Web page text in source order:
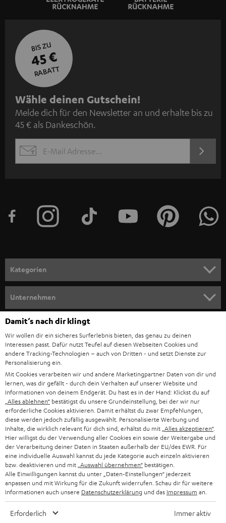
BIS ZU
45 €
RABATT
N
e
w
s
l
e
n
m
e
l
d
u
n
g
Wähle deinen Gutschein!
Melde dich für den Newsletter an und erhalte bis zu
45 € als Dankeschön.
EMAIL
JETZT
Kategorien
SOUNDBAR
HIFI-LAUTSPRECHER
SMART HOME
BLUETOOTH-LAUTSPRECHER
KOPFHÖRER
BLUETOOTH-KOPFHÖRER
STEREOANLAGEN
LAUTSPRECHER
ULTIMA-SERIE
Unternehmen
SUPPORT
KARRIERE
PRESSE & MARKETING
GESCHÄFTSKUNDEN
PARTNERPROGRAMM
BLOG
NEWSLETTER
STORES
DEINE VORTEILE BEI TEUFEL
Teufel Onlineshops
DEUTSCHLAND
ÖSTERREICH
SCHWEIZ
NIEDERLANDE
BELGIEN
FRANKREICH
POLEN
Damit‘s nach dir klingt
Wir wollen dir ein sicheres Surferlebnis bieten, das genau zu deinen
Interessen passt. Dafür nutzt Teufel auf diesen Webseiten Cookies und
andere Tracking-Technologien – auch von Dritten - und setzt Dienste zur
Personalisierung ein.
Mit Cookies verarbeiten wir und andere Marketingpartner Daten von dir und
lernen, was dir gefällt - durch dein Verhalten auf unserer Website und
Informationen von deinem Endgerät. Du hast es in der Hand: Klickst du auf
„Alles ablehnen“ bestätigst du unsere Grundeinstellung, bei der wir nur
erforderliche Cookies aktivieren. Damit erhältst du zwar Empfehlungen,
diese werden jedoch zufällig ausgewählt. Personalisierte Werbung und
Inhalte, die wirklich relevant für dich sind, erhältst du mit „Alles akzeptieren“.
Hier willigst du der Verwendung aller Cookies ein sowie der Weitergabe und
der Verarbeitung deiner Daten in Staaten außerhalb der EU/des EWR. Für
eine individuelle Auswahl kannst du jede Kategorie auch einzeln aktivieren
bzw. deaktivieren und mit „Auswahl übernehmen“ bestätigen.
Alle Einwilligungen kannst du unter „Daten-Einstellungen“ jederzeit
anpassen und mit Wirkung für die Zukunft widerrufen. Schau dir für weitere
Informationen auch unsere Datenschutzerklärung und das Impressum an.
Erforderlich Immer aktiv